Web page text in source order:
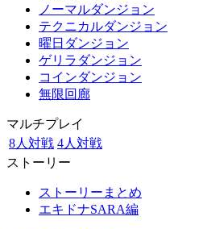
ノーマルダンジョン
テクニカルダンジョン
曜日ダンジョン
ゲリラダンジョン
コインダンジョン
無限回廊
マルチプレイ
8人対戦 4人対戦
ストーリー
ストーリーまとめ
エキドナSARA編